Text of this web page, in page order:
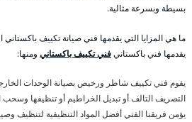
بسيطة وبسرعة مثالية.
ما هي المزايا التي يقدمها فني صيانة تكييف
يقدمها فني باكستانيفني تكييف باكستاني ومنها:
يقوم فني تكييف شاطر ورخيص بصيانة الوحدات
التصريف التالف أو تبديل الخراطيم أو تنظيفها وسحب
يؤمن فريقنا الفني أفضل المواد التنظيفية لتنظيف